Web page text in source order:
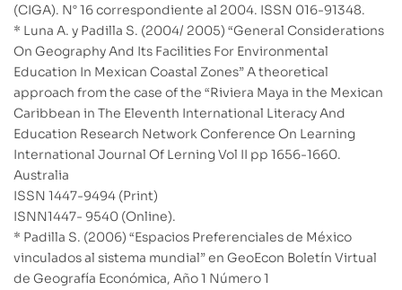
(CIGA). N° 16 correspondiente al 2004. ISSN 016-91348.
* Luna A. y Padilla S. (2004/ 2005) “General Considerations
On Geography And Its Facilities For Environmental
Education In Mexican Coastal Zones” A theoretical
approach from the case of the “Riviera Maya in the Mexican
Caribbean in The Eleventh International Literacy And
Education Research Network Conference On Learning
International Journal Of Lerning Vol II pp 1656-1660.
Australia
ISSN 1447-9494 (Print)
ISNN1447- 9540 (Online).
* Padilla S. (2006) “Espacios Preferenciales de México
vinculados al sistema mundial” en GeoEcon Boletín Virtual
de Geografía Económica, Año 1 Número 1